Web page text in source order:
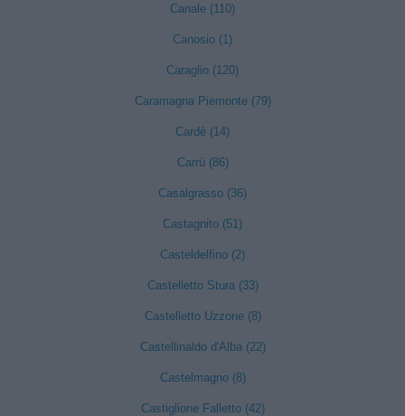
Canale (110)
Canosio (1)
Caraglio (120)
Caramagna Piemonte (79)
Cardè (14)
Carrù (86)
Casalgrasso (36)
Castagnito (51)
Casteldelfino (2)
Castelletto Stura (33)
Castelletto Uzzone (8)
Castellinaldo d'Alba (22)
Castelmagno (8)
Castiglione Falletto (42)